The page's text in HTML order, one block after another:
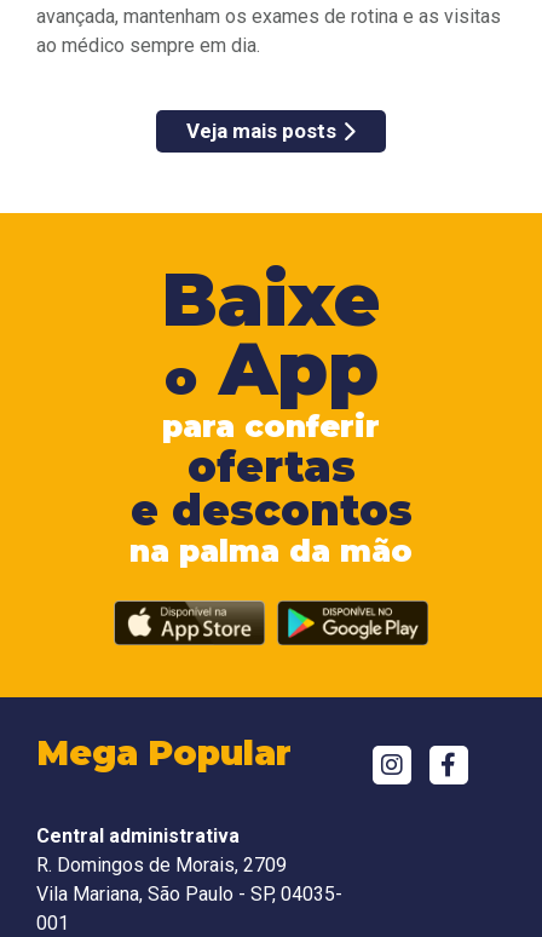
avançada, mantenham os exames de rotina e as visitas
ao médico sempre em dia.
Veja mais posts
Baixe
oApp
para conferir
ofertas
e descontos
na palma da mão
Mega Popular
Central administrativa
R. Domingos de Morais, 2709
Vila Mariana, São Paulo - SP, 04035-
001